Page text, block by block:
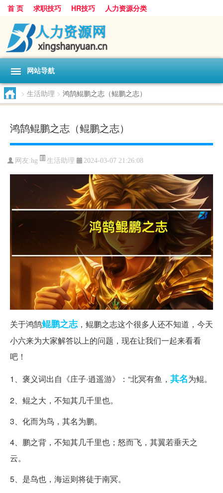
首 页 求职技巧 HR技巧 人力资源分类
网站导航
> 生活助理 > 鸿鹄鲲鹏之志（鲲鹏之志）
鸿鹄鲲鹏之志（鲲鹏之志）
网友:hg 生活助理 2024-03-07 21:26:08
关于鸿鹄鲲鹏之志 ，鲲鹏之志这个很多人还不知道，今天
小六来为大家解答以上的问题，现在让我们一起来看看
吧！
1、褒义词出自《庄子·逍遥游》：“北冥有鱼， 其名为鲲。
2、鲲之大，不知其几千里也。
3、化而为鸟，其名为鹏。
4、鹏之背，不知其几千里也；怒而飞，其翼若垂天之
云。
5、是鸟也，海运则将徒于南冥。